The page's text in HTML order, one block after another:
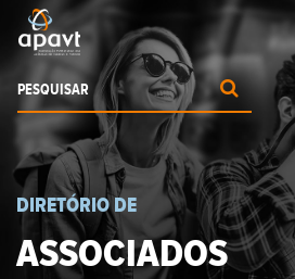
a expandir os seus negócios
DIRETÓRIO DE
ASSOCIADOS